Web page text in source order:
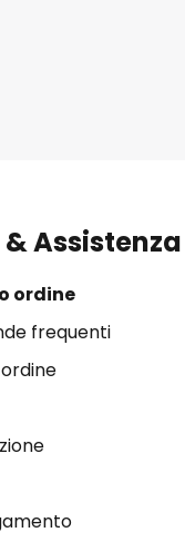
Assistenza
ordine
frequenti